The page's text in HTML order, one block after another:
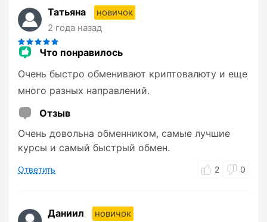
Татьяна
новичок
2 года назад
Что понравилось
Очень быстро обменивают криптовалюту и еще
много разных направлений.
Отзыв
Очень довольна обменником, самые лучшие
курсы и самый быстрый обмен.
Ответить 2 0
Даниил
новичок